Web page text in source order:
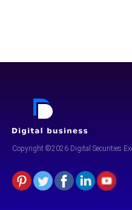
Copyright ©2026 Digital Securities